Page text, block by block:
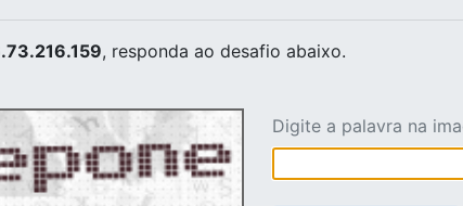
, responda ao desafio abaixo.
Digite a palavra na